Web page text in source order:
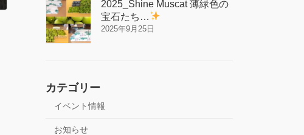
2025_Shine Muscat 薄緑色の
宝石たち…
2025年9月25日
カテゴリー
イベント情報
お知らせ